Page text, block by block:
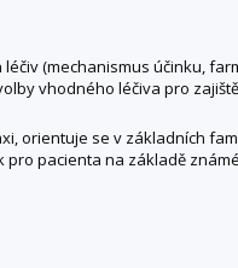
(mechanismus účinku,
vhodného léčiva pro
orientuje se v základních
pacienta na základě